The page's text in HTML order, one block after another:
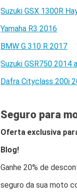
Suzuki GSX 1300R
Yamaha R3 2016
BMW G 310 R 2017
Suzuki GSR750 2014
Dafra Cityclass 200i
Seguro para
Oferta exclusiva
Blog!
Ganhe 20% de
seguro da sua moto